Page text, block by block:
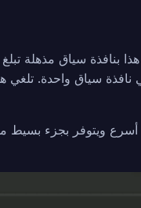
المعلومات المكافئة لكتاب من 400